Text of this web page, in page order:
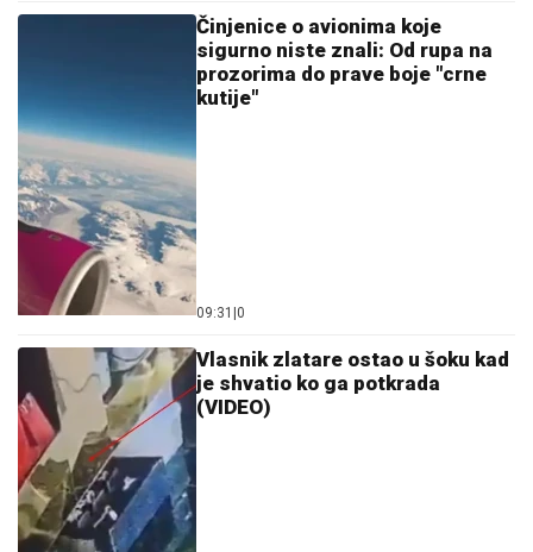
Činjenice o avionima koje
sigurno niste znali: Od rupa na
prozorima do prave boje "crne
kutije"
09:31 |0
Vlasnik zlatare ostao u šoku kad
je shvatio ko ga potkrada
(VIDEO)